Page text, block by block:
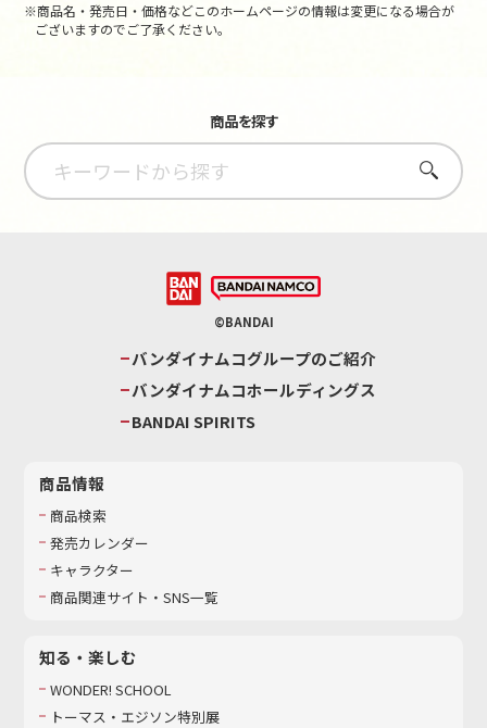
※商品名・発売日・価格などこのホームページの情報は変更になる場合が
ございますのでご了承ください。
商品を探す
さがす
©BANDAI
バンダイナムコグループのご紹介
バンダイナムコホールディングス
BANDAI SPIRITS
商品情報
商品検索
発売カレンダー
キャラクター
商品関連サイト・SNS一覧
知る・楽しむ
WONDER! SCHOOL
トーマス・エジソン特別展